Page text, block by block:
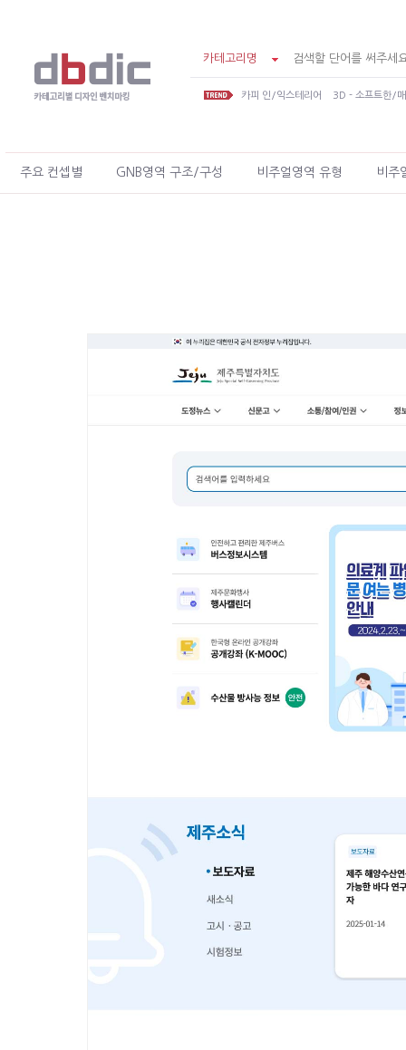
카테고리명
카피 인/익스테리어 3D - 소프트한/
주요 컨셉별 GNB영역 구조/구성 비주얼영역 유형 비주